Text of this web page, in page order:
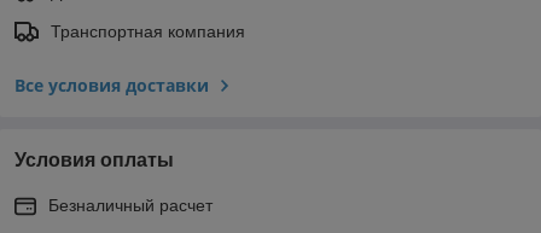
Транспортная компания
Все условия доставки
Условия оплаты
Безналичный расчет